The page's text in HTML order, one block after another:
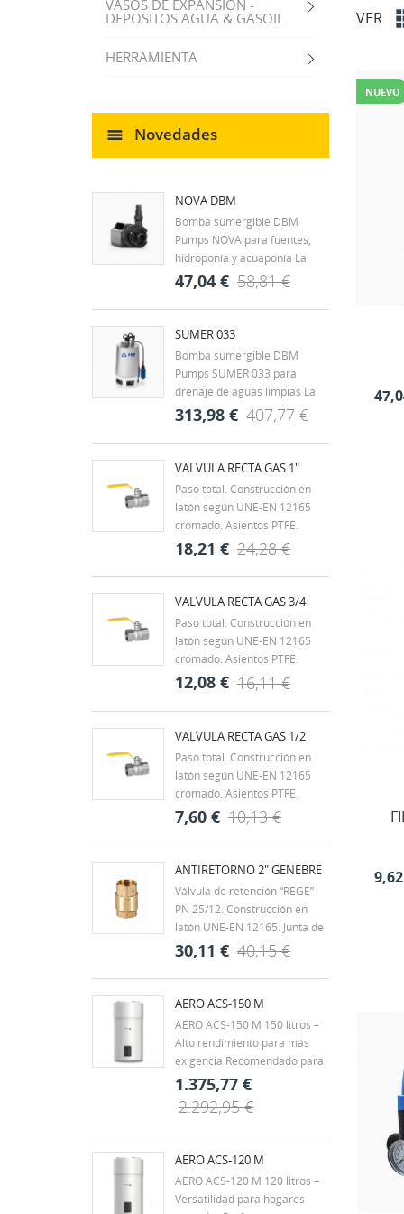
VASOS DE EXPANSION -
DEPOSITOS AGUA & GASOIL
HERRAMIENTA
Novedades
NOVA DBM
Bomba sumergible DBM
Pumps NOVA para fuentes,
hidroponía y acuaponía La
DBM Pumps NOVA es una
bomba sumergible diseñada
para la circulación continua de
agua en fuentes
ornamentales, estanques y
pequeños sistemas
hidráulicos. Su tamaño
compacto y...
47,04 € 58,81 €
SUMER 033
Bomba sumergible DBM
Pumps SUMER 033 para
drenaje de aguas limpias La
DBM Pumps SUMER 033 es
una bomba sumergible
eléctrica diseñada para el
bombeo y evacuación de
aguas limpias en aplicaciones
domésticas y profesionales.
Gracias a su construcción...
313,98 € 407,77 €
VALVULA RECTA GAS 1"
Paso total. Construcción en
latón según UNE-EN 12165
cromado. Asientos PTFE.
Clase MOP 5 (0 a 5 bar).
Juntas de NBR. Extremos
roscados según ISO 7/1 H-H.
Rango de temperatura -20ºC a
60ºC. Mando palanca de
acero con recubrimiento
DACROMET,...
18,21 € 24,28 €
VALVULA RECTA GAS 3/4
Paso total. Construcción en
latón según UNE-EN 12165
cromado. Asientos PTFE.
Clase MOP 5 (0 a 5 bar).
Juntas de NBR. Extremos
roscados según ISO 7/1 H-H.
Rango de temperatura -20ºC a
DACROMET,...
12,08 € 16,11 €
VALVULA RECTA GAS 1/2
Paso total. Construcción en
latón según UNE-EN 12165
cromado. Asientos PTFE.
Clase MOP 5 (0 a 5 bar).
Juntas de NBR. Extremos
roscados según ISO 7/1 H-H.
Rango de temperatura -20ºC a
60ºC. Mando palanca de
acero con recubrimiento
DACROMET,...
7,60 € 10,13 €
ANTIRETORNO 2" GENEBRE
Válvula de retención “REGE”
PN 25/12. Construcción en
latón UNE-EN 12165. Junta de
clapeta vulcanizada de NBR.
Muelle en acero inox. AISI 304.
Extremos rosca gas (BSP) H-H
- ISO 228/1. Temp. máx. 90ºC.
Montaje en cualquier posición.
30,11 € 40,15 €
AERO ACS-150 M
AERO ACS-150 M 150 litros –
Alto rendimiento para más
exigencia Recomendado para
viviendas unifamiliares,
chalets o familias de 3 a 4
personas, con hasta 2 baños.
También es una buena opción
demanda puntual, como...
1.375,77 €
2.292,95 €
AERO ACS-120 M
AERO ACS-120 M 120 litros –
Versatilidad para hogares
VER
NUEVO
MI